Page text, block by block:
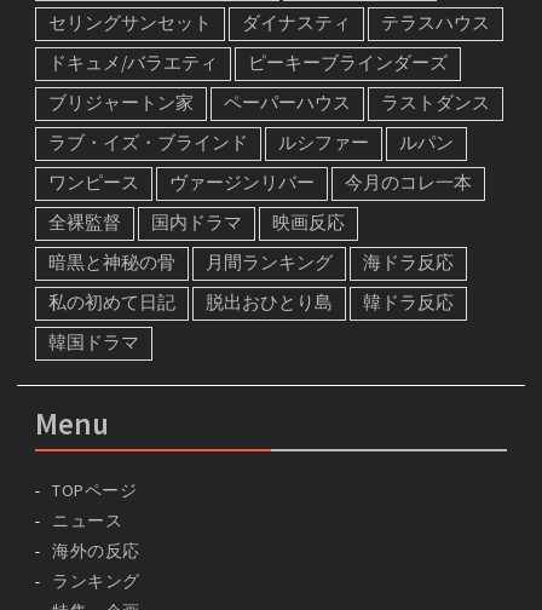
セリングサンセット
ダイナスティ
テラスハウス
ドキュメ/バラエティ
ピーキーブラインダーズ
ブリジャートン家
ペーパーハウス
ラストダンス
ラブ・イズ・ブラインド
ルシファー
ルパン
ワンピース
ヴァージンリバー
今月のコレ一本
全裸監督
国内ドラマ
映画反応
暗黒と神秘の骨
月間ランキング
海ドラ反応
私の初めて日記
脱出おひとり島
韓ドラ反応
韓国ドラマ
Menu
TOPページ
ニュース
海外の反応
ランキング